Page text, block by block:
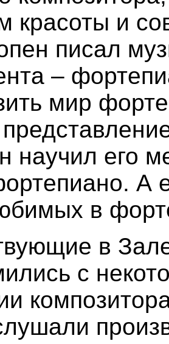
красоты и
писал
–
мир
научил его
А
в
в
с